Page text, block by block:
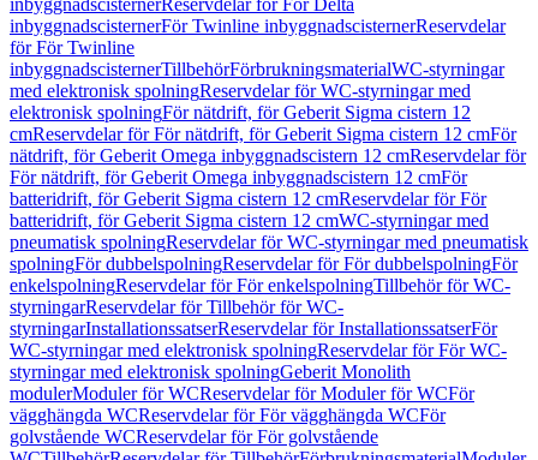
inbyggnadscisternerReservdelar för För Delta
inbyggnadscisternerFör Twinline inbyggnadscisternerReservdelar
för För Twinline
inbyggnadscisternerTillbehörFörbrukningsmaterialWC-styrningar
med elektronisk spolningReservdelar för WC-styrningar med
elektronisk spolningFör nätdrift, för Geberit Sigma cistern 12
cmReservdelar för För nätdrift, för Geberit Sigma cistern 12 cmFör
nätdrift, för Geberit Omega inbyggnadscistern 12 cmReservdelar för
För nätdrift, för Geberit Omega inbyggnadscistern 12 cmFör
batteridrift, för Geberit Sigma cistern 12 cmReservdelar för För
batteridrift, för Geberit Sigma cistern 12 cmWC-styrningar med
pneumatisk spolningReservdelar för WC-styrningar med pneumatisk
spolningFör dubbelspolningReservdelar för För dubbelspolningFör
enkelspolningReservdelar för För enkelspolningTillbehör för WC-
styrningarReservdelar för Tillbehör för WC-
styrningarInstallationssatserReservdelar för InstallationssatserFör
WC-styrningar med elektronisk spolningReservdelar för För WC-
styrningar med elektronisk spolningGeberit Monolith
modulerModuler för WCReservdelar för Moduler för WCFör
vägghängda WCReservdelar för För vägghängda WCFör
golvstående WCReservdelar för För golvstående